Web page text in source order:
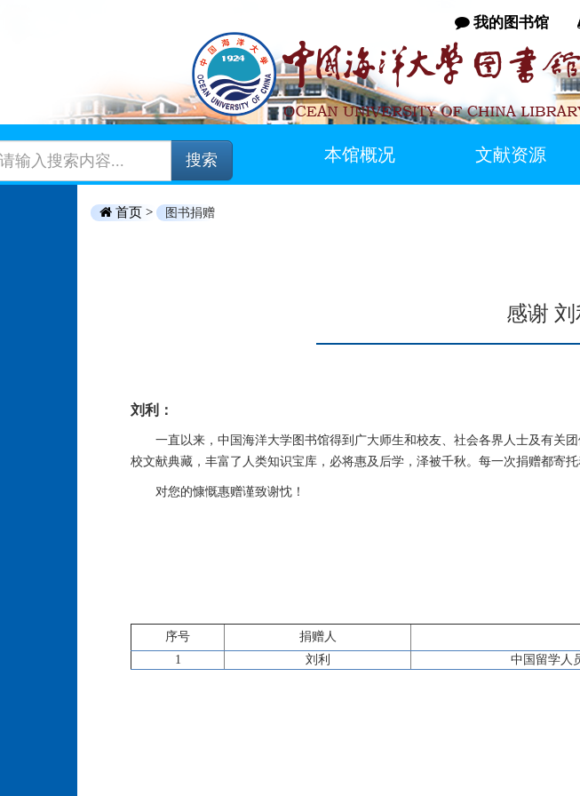
我的图书馆
搜索 本馆概况 文献资源
首页 > 图书捐赠
感谢
刘利：
一直以来，中国海洋大学图书馆得到广大师生和校友、社会各界人士及有关
校文献典藏，丰富了人类知识宝库，必将惠及后学，泽被千秋。每一次捐赠都寄
对您的慷慨惠赠谨致谢忱！
序号 捐赠人
1
刘利 中国留学人